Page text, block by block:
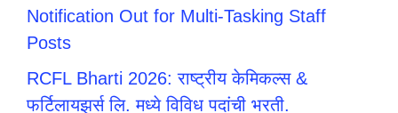
Notification Out for Multi-Tasking Staff
Posts
RCFL Bharti 2026: राष्ट्रीय केमिकल्स &
फर्टिलायझर्स लि. मध्ये विविध पदांची भरती.